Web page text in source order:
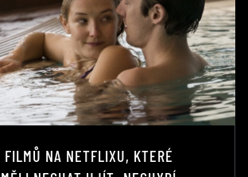
FILMŮ NA NETFLIXU, KTERÉ